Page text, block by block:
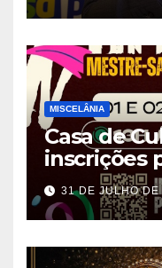
Paulo
MISCELÂNIA
Casa de
inscrições
gratuita de
Porta-
31 DE JULHO